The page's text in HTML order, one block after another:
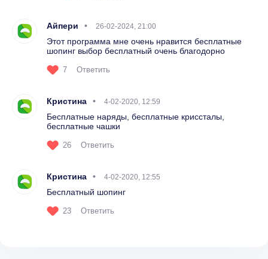
Айпери 26-02-2024, 21:00
Этот программа мне очень нравится бесплатные
шопинг выбор бесплатный очень благодорно
7 Ответить
Кристина 4-02-2020, 12:59
Бесплатные наряды, бесплатные криссталы,
бесплатные чашки
26 Ответить
Кристина 4-02-2020, 12:55
Бесплатный шопинг
23 Ответить